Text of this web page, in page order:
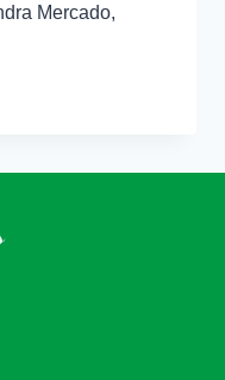
Mercado,